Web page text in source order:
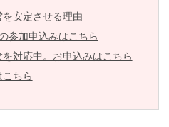
安定させる理由
参加申込みはこちら
対応中。お申込みはこちら
ちら